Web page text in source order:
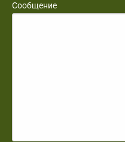
Сообщение